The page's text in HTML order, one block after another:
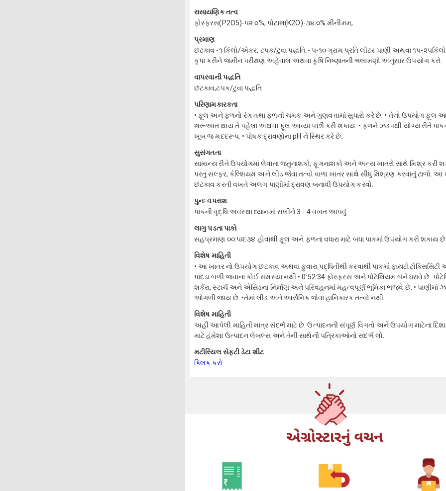
રાસાયણિક તત્વ
ફોસ્ફરસ(P2O5)-૫૨.૦%, પોટાશ(K2O)-૩૪.૦% મીનીમમ,
પ્રમાણ
છંટકાવ -૧ કિલો/એકર, ટપક/ટુવા પદ્ધતિ:- ૫-૧૦ ગ્રામ પ્રતિ લીટર પાણી અથવા ૧૫-
કૃપા કરીને જમીન પરીક્ષણ અહેવાલ અથવા કૃષિ નિષ્ણાતની ભલામણો અનુસાર ઉપયોગ કરો.
વાપરવાની પદ્ધતિ
છંટકાવ,ટપક/ટુવા પદ્ધતિ
પરિણામકારકતા
• ફૂલ અને ફળનો રંગ તથા ફળની ચમક અને ગુણવત્તામાં સુધારો કરે છે. • તેનો ઉપયોગ ફૂલ
શરૂઆત થાય તે પહેલા અથવા ફૂલ આવ્યા પછી કરી શકાય. • ફળને ઝડપથી યોગ્ય રીતે
ખૂબ જ મદદરૂપ. • પોષક દ્રાવણોના pH ને સ્થિર કરે છે,
સુસંગતતા
સામાન્ય રીતે ઉપયોગમાં લેવાતા જંતુનાશકો, ફૂગનાશકો અને અન્ય ખાતરો સાથે મિશ્ર કરી
પરંતુ સલ્ફર, કેલ્શિયમ અને લીડ જેવા તત્વો વાળા ખાતર સાથે સીધું મિશ્રણ કરવાનું ટાળો. આ
છંટકાવ કરતી વખતે અલગ પાણીમાં દ્રાવણ બનાવી ઉપયોગ કરવો.
પુનઃ વપરાશ
પાકની વૃદ્ધિ અવસ્થા ધ્યાનમાં રાખીને 3 - 4 વખત આપવું
લાગુ પડતા પાકો
સહપ્રમાણ ૦૦:૫૨:૩૪ હોવાથી ફૂલ અને ફળના વધારા માટે બધા પાકમાં ઉપયોગ કરી શકાય છે.
વિશેષ માહિતી
• આ ખાતર નો ઉપયોગ છંટકાવ અથવા ફુવારા પદ્ધિતીથી કરવાથી પાકમાં ફાયટોટોક્સિસિટી
પાંદડા બળી જવાના કોઈ સમસ્યા નથી • 0:52:34 ફોસ્ફરસ અને પોટેશિયમ બંને ધરાવે છે.
શર્કરા, સ્ટાર્ચ અને એસિડના નિર્માણ અને પરિવહનમાં મહત્વપૂર્ણ ભૂમિકા ભજવે છે. • પાણીમાં
ઓગળી જાય છે. •તેમાં લીડ અને આર્સેનિક જેવા હાનિકારક તત્વો નથી
વિશેષ માહિતી
અહીં આપેલી માહિતી માત્ર સંદર્ભ માટે છે. ઉત્પાદનની સંપૂર્ણ વિગતો અને ઉપયોગ માટેના
માટે હંમેશા ઉત્પાદન લેબલ્સ અને તેની સાથેની પત્રિકાઓનો સંદર્ભ લો.
મટીરિયલ સેફ્ટી ડેટા શીટ
ક્લિક કરો